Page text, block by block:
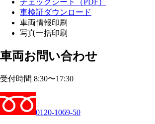
車検証ダウンロード
車両情報印刷
写真一括印刷
車両お問い合わせ
受付時間 8:30〜17:30
0120-1069-50